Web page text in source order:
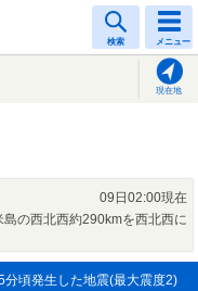
検索 メニュー
現在地
09日02:00現在
の西北西約290kmを西北西に
分頃発生した地震(最大震度2)